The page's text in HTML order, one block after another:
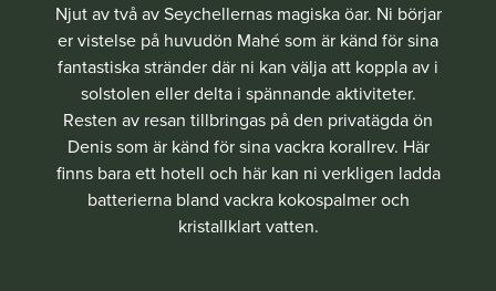
Njut av två av Seychellernas magiska öar. Ni börjar
er vistelse på huvudön Mahé som är känd för sina
fantastiska stränder där ni kan välja att koppla av i
solstolen eller delta i spännande aktiviteter.
Resten av resan tillbringas på den privatägda ön
Denis som är känd för sina vackra korallrev. Här
finns bara ett hotell och här kan ni verkligen ladda
batterierna bland vackra kokospalmer och
kristallklart vatten.